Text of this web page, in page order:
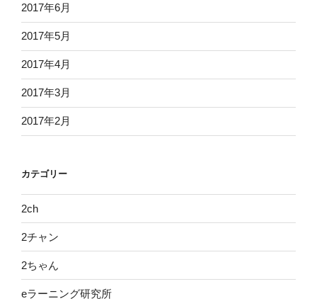
2017年6月
2017年5月
2017年4月
2017年3月
2017年2月
カテゴリー
2ch
2チャン
2ちゃん
eラーニング研究所